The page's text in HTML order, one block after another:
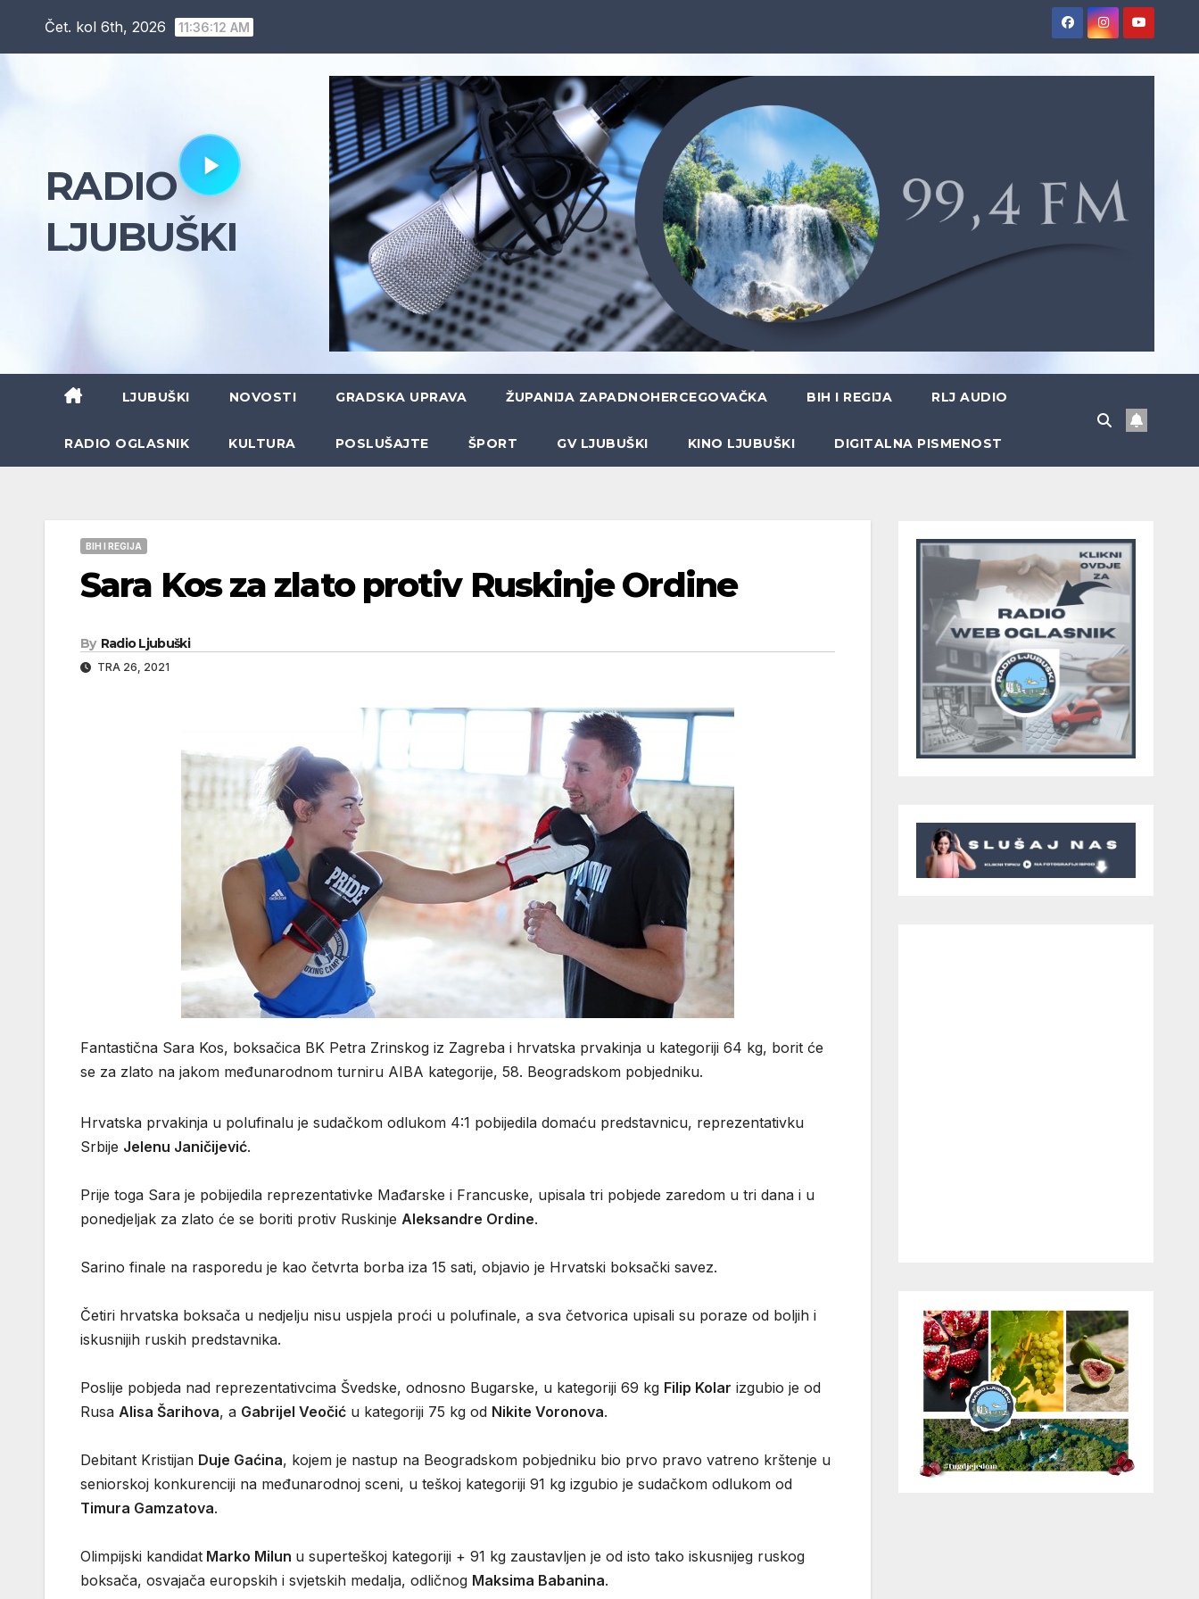
Čet. kol 6th, 2026 11:36:13 AM
RADIO
LJUBUŠKI
LJUBUŠKI NOVOSTI GRADSKA UPRAVA ŽUPANIJA ZAPADNOHERCEGOVAČKA BIH I REGIJA RLJ AUDIO
RADIO OGLASNIK KULTURA POSLUŠAJTE ŠPORT GV LJUBUŠKI KINO LJUBUŠKI DIGITALNA PISMENOST
BIH I REGIJA
Sara Kos za zlato protiv Ruskinje Ordine
By Radio Ljubuški
TRA 26, 2021
Fantastična Sara Kos, boksačica BK Petra Zrinskog iz Zagreba i hrvatska prvakinja u kategoriji 64 kg, borit će
se za zlato na jakom međunarodnom turniru AIBA kategorije, 58. Beogradskom pobjedniku.
Hrvatska prvakinja u polufinalu je sudačkom odlukom 4:1 pobijedila domaću predstavnicu, reprezentativku
Srbije Jelenu Janičijević.
Prije toga Sara je pobijedila reprezentativke Mađarske i Francuske, upisala tri pobjede zaredom u tri dana i u
ponedjeljak za zlato će se boriti protiv Ruskinje Aleksandre Ordine.
Sarino finale na rasporedu je kao četvrta borba iza 15 sati, objavio je Hrvatski boksački savez.
Četiri hrvatska boksača u nedjelju nisu uspjela proći u polufinale, a sva četvorica upisali su poraze od boljih i
iskusnijih ruskih predstavnika.
Poslije pobjeda nad reprezentativcima Švedske, odnosno Bugarske, u kategoriji 69 kg Filip Kolar izgubio je od
Rusa Alisa Šarihova, a Gabrijel Veočić u kategoriji 75 kg od Nikite Voronova.
Debitant Kristijan Duje Gaćina, kojem je nastup na Beogradskom pobjedniku bio prvo pravo vatreno krštenje u
seniorskoj konkurenciji na međunarodnoj sceni, u teškoj kategoriji 91 kg izgubio je sudačkom odlukom od
Timura Gamzatova.
Olimpijski kandidat Marko Milun u superteškoj kategoriji + 91 kg zaustavljen je od isto tako iskusnijeg ruskog
boksača, osvajača europskih i svjetskih medalja, odličnog Maksima Babanina.